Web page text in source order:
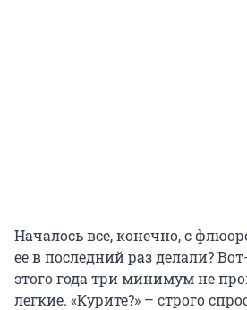
Началось все, конечно, с
ее в последний раз делали?
этого года три минимум не
легкие. «Курите?» – строго